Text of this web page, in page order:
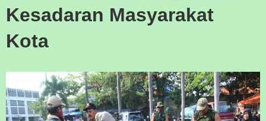
Kesadaran Masyarakat
Kota